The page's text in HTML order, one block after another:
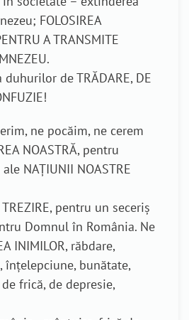
FOLOSIREA
A TRANSMITE
duhurilor de TRĂDARE, DE
ne pocăim, ne cerem
NOASTRĂ, pentru
NAȚIUNII NOASTRE
pentru un seceriș
Domnul în România. Ne
INIMILOR, răbdare,
înțelepciune, bunătate,
frică, de depresie,